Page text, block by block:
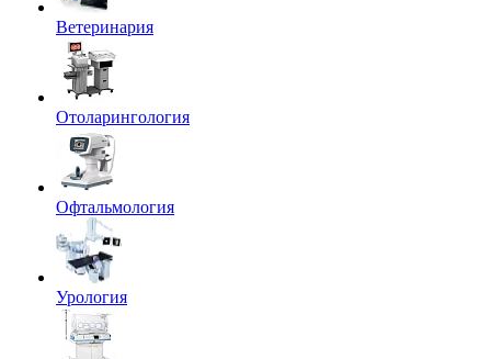
Ветеринария
Отоларингология
Офтальмология
Урология